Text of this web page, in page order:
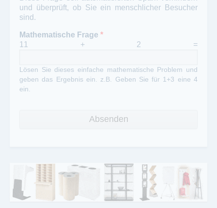
und überprüft, ob Sie ein menschlicher Besucher
sind.
Mathematische Frage *
11 + 2 =
Lösen Sie dieses einfache mathematische Problem und
geben das Ergebnis ein. z.B. Geben Sie für 1+3 eine 4
ein.